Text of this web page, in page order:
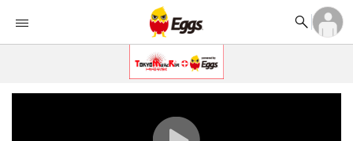


ランキング 
記事 

ログイン
アカウント登録